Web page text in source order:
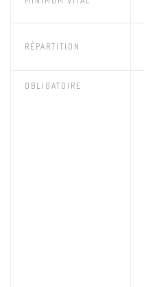
RÉPARTITION
OBLIGATOIRE